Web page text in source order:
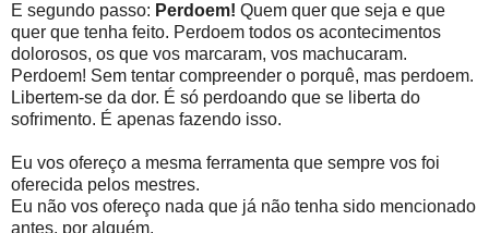
E segundo passo: Perdoem! Quem quer que seja e que
quer que tenha feito. Perdoem todos os acontecimentos
dolorosos, os que vos marcaram, vos machucaram.
Perdoem! Sem tentar compreender o porquê, mas perdoem.
Libertem-se da dor. É só perdoando que se liberta do
sofrimento. É apenas fazendo isso.
Eu vos ofereço a mesma ferramenta que sempre vos foi
oferecida pelos mestres.
Eu não vos ofereço nada que já não tenha sido mencionado
antes, por alguém.